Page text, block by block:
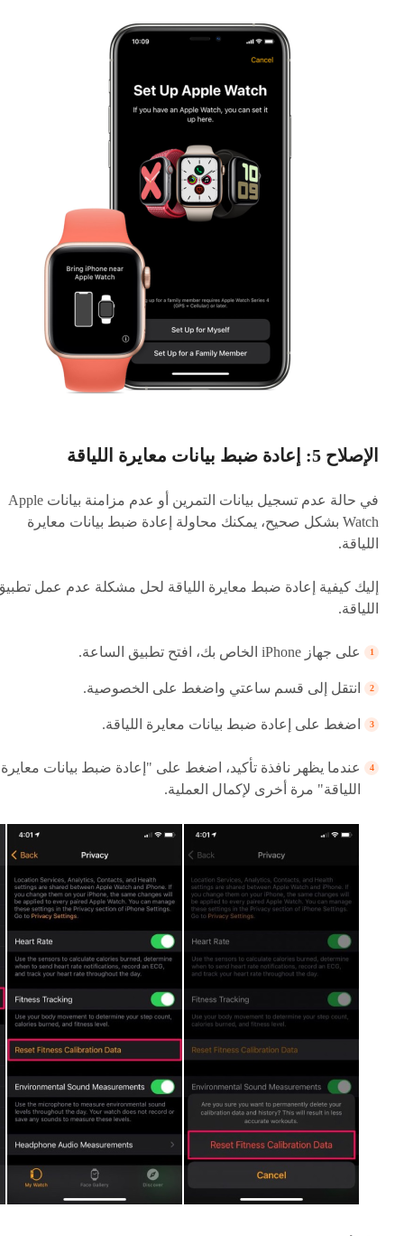
الإصلاح 5: إعادة ضبط بيانات معايرة اللياقة
في حالة عدم تسجيل بيانات التمرين أو عدم مزامنة بيانات Apple
Watch بشكل صحيح، يمكنك محاولة إعادة ضبط بيانات معايرة
اللياقة.
إليك كيفية إعادة ضبط معايرة اللياقة لحل مشكلة عدم عمل
اللياقة.
على جهاز iPhone الخاص بك، افتح تطبيق الساعة.
انتقل إلى قسم ساعتي واضغط على الخصوصية.
اضغط على إعادة ضبط بيانات معايرة اللياقة.
عندما يظهر نافذة تأكيد، اضغط على "إعادة ضبط بيانات معايرة
اللياقة" مرة أخرى لإكمال العملية.